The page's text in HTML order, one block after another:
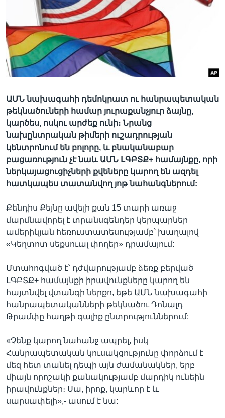
Լեզուներ
ԱՄՆ նախագահի դեմոկրատ ու հանրապետական
թեկնածուների համար յուրաքանչյուր ձայնը,
կարծես, ոսկու արժեք ունի։ Նրանց
նախընտրական թիմերի ուշադրության
կենտրոնում են բոլորը, և բնականաբար
բացառություն չէ նաև ԱՄՆ ԼԳԲՏՔ+ համայնքը, որի
ներկայացուցիչների քվեները կարող են ազդել
հատկապես տատանվող յոթ նահանգներում:
Քենդիս Քեյնը ավելի քան 15 տարի առաջ
մարմնավորել է տրանսգենդեր կերպարներ
ամերիկյան հեռուստատեսությամբ՝ խաղալով
«Կեղտոտ սեքսուալ փողեր» դրամայում:
Մտահոգված է՝ դժվարությամբ ձեռք բերված
ԼԳԲՏՔ+ համայնքի իրավունքները կարող են
հայտնվել վտանգի ներքո, եթե ԱՄՆ նախագահի
հանրապետականների թեկնածու Դոնալդ
Թրամփը հաղթի գալիք ընտրություններում:
«Չենք կարող նահանջ ապրել, իսկ
Հանրապետական կուսակցությունը փորձում է
մեզ հետ տանել դեպի այն ժամանակներ, երբ
միայն որոշակի քանակությամբ մարդիկ ունեին
իրավունքներ։ Սա, իրոք, կարևոր է և
սարսափելի»,- ասում է նա: